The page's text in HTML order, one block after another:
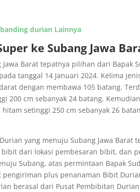
durian Lainnya
ke Subang Jawa
Barat tepatnya pilihan dari Bapak
tanggal 14 Januari 2024. Kelima
dengan membawa 105 batang.
200 cm sebanyak 24 batang.
setinggi 250 cm sebanyak 26
yang menuju Subang Jawa Barat
dari lokasi pembesaran bibit, dan
Subang, atas permintaan Bapak
pengiriman plus penanaman Bibit
berasal dari Pusat Pembibitan